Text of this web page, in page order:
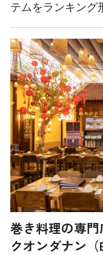
テムをランキング
巻き料理の専
クオンダナン（